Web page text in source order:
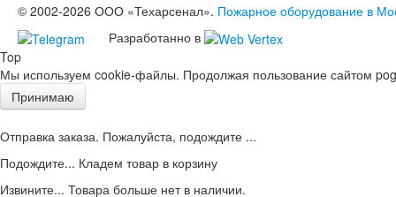
© 2002-2026 ООО «Техарсенал». Пожарное оборудование в
Разработанно в
Top
Мы используем cookie-файлы. Продолжая пользование сайтом
Принимаю
Отправка заказа. Пожалуйста, подождите ...
Подождите... Кладем товар в корзину
Извините... Товара больше нет в наличии.